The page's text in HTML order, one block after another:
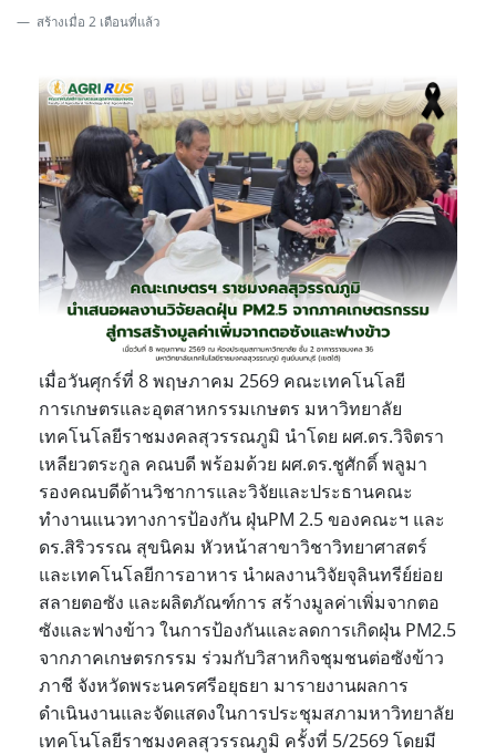
สร้างเมื่อ 2 เดือนที่แล้ว
เมื่อวันศุกร์ที่ 8 พฤษภาคม 2569 คณะเทคโนโลยี
การเกษตรและอุตสาหกรรมเกษตร มหาวิทยาลัย
เทคโนโลยีราชมงคลสุวรรณภูมิ นำโดย ผศ.ดร.วิจิตรา
เหลียวตระกูล คณบดี พร้อมด้วย ผศ.ดร.ชูศักดิ์ พลูมา
รองคณบดีด้านวิชาการและวิจัยและประธานคณะ
ทำงานแนวทางการป้องกัน ฝุ่นPM 2.5 ของคณะฯ และ
ดร.สิริวรรณ สุขนิคม หัวหน้าสาขาวิชาวิทยาศาสตร์
และเทคโนโลยีการอาหาร นำผลงานวิจัยจุลินทรีย์ย่อย
สลายตอซัง และผลิตภัณฑ์การ สร้างมูลค่าเพิ่มจากตอ
ซังและฟางข้าว ในการป้องกันและลดการเกิดฝุ่น PM2.5
จากภาคเกษตรกรรม ร่วมกับวิสาหกิจชุมชนต่อซังข้าว
ภาชี จังหวัดพระนครศรีอยุธยา มารายงานผลการ
ดำเนินงานและจัดแสดงในการประชุมสภามหาวิทยาลัย
เทคโนโลยีราชมงคลสุวรรณภูมิ ครั้งที่ 5/2569 โดยมี